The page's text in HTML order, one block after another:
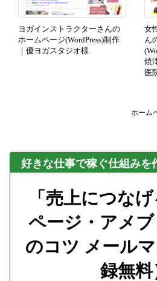
ヨガインストラクターさんの
ホームページ(WordPress)制作
｜優ヨガスタジオ様
女
ん
焼
医
ホーム
好きな仕事で稼ぐ仕組みを
「売上につな
ページ・アメブ
のコツ メール
録無料